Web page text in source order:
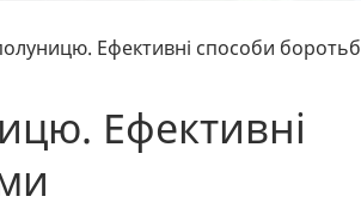
Ефективні способи
Ефективні